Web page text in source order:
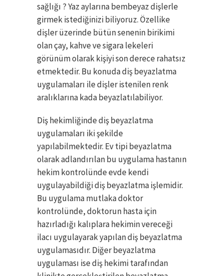
sağlığı ? Yaz aylarına bembeyaz dişlerle
girmek istediğinizi biliyoruz. Özellike
dişler üzerinde bütün senenin birikimi
olan çay, kahve ve sigara lekeleri
görünüm olarak kişiyi son derece rahatsız
etmektedir. Bu konuda diş beyazlatma
uygulamaları ile dişler istenilen renk
aralıklarına kada beyazlatılabiliyor.
Diş hekimliğinde diş beyazlatma
uygulamaları iki şekilde
yapılabilmektedir. Ev tipi beyazlatma
olarak adlandırılan bu uygulama hastanın
hekim kontrolünde evde kendi
uygulayabildiği diş beyazlatma işlemidir.
Bu uygulama mutlaka doktor
kontrolünde, doktorun hasta için
hazırladığı kalıplara hekimin vereceği
ilacı uygulayarak yapılan diş beyazlatma
uygulamasıdır. Diğer beyazlatma
uygulaması ise diş hekimi tarafından